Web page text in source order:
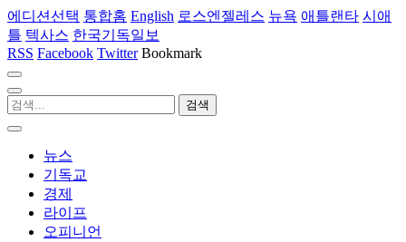
에디션선택 통합홈 English 로스엔젤레스 뉴욕 애틀랜타 시애
틀 텍사스 한국기독일보
RSS Facebook Twitter Bookmark
뉴스
기독교
경제
라이프
오피니언